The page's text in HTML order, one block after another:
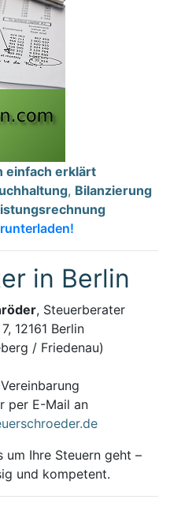
einfach erklärt
, Bilanzierung
in Berlin
, Steuerberater
12161 Berlin
/ Friedenau)
per E-Mail an
um Ihre Steuern geht –
und kompetent.